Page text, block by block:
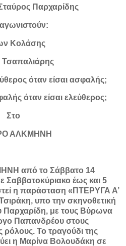
Παρχαρίδης
Κολάσης
Τσαπαλιάρης
όταν είσαι ασφαλής;
όταν είσαι ελεύθερος;
Στο
ΑΛΚΜΗΝΗ
από το Σάββατο 14
Σαββατοκύριακο έως και 5
η παράσταση «ΠΤΕΡΥΓΑ Α’
υπο την σκηνοθετική
Παρχαρίδη, με τους Βύρωνα
Παπανδρέου στους
Το τραγούδι της
η Μαρίνα Βολουδάκη σε